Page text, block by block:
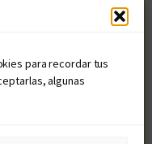
para recordar tus
algunas